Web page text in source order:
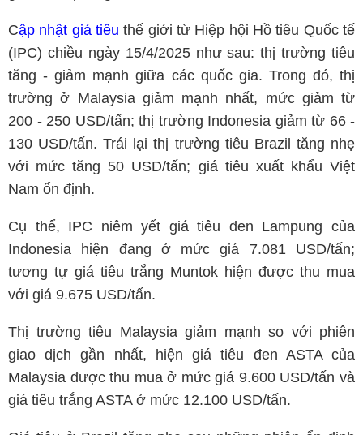
Cập nhật giá tiêu thế giới từ Hiệp hội Hồ tiêu Quốc tế
(IPC) chiều ngày 15/4/2025 như sau: thị trường tiêu
tăng - giảm mạnh giữa các quốc gia. Trong đó, thị
trường ở Malaysia giảm mạnh nhất, mức giảm từ
200 - 250 USD/tấn; thị trường Indonesia giảm từ 66 -
130 USD/tấn. Trái lại thị trường tiêu Brazil tăng nhẹ
với mức tăng 50 USD/tấn; giá tiêu xuất khẩu Việt
Nam ổn định.
Cụ thể, IPC niêm yết giá tiêu đen Lampung của
Indonesia hiện đang ở mức giá 7.081 USD/tấn;
tương tự giá tiêu trắng Muntok hiện được thu mua
với giá 9.675 USD/tấn.
Thị trường tiêu Malaysia giảm mạnh so với phiên
giao dịch gần nhất, hiện giá tiêu đen ASTA của
Malaysia được thu mua ở mức giá 9.600 USD/tấn và
giá tiêu trắng ASTA ở mức 12.100 USD/tấn.